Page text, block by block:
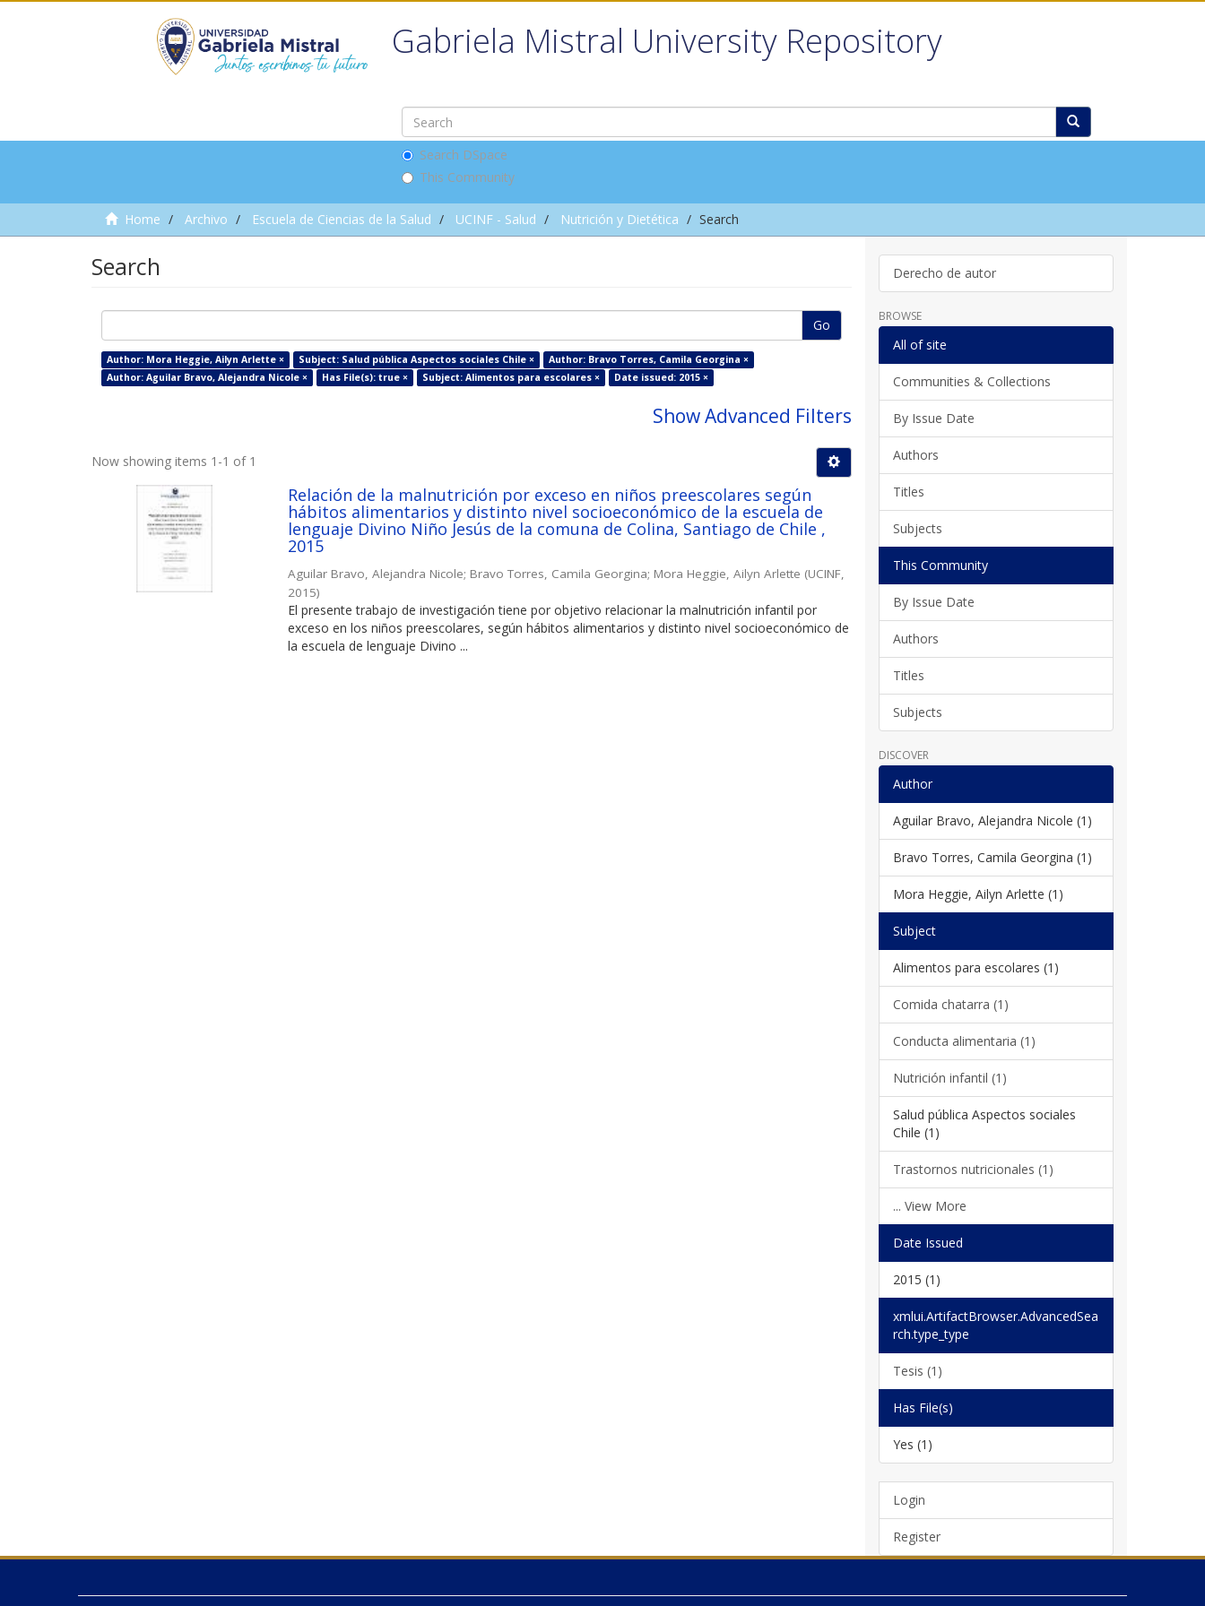
Gabriela Mistral University Repository
Search DSpace
This Community
Home Archivo Escuela de Ciencias de la Salud UCINF - Salud Nutrición y Dietética Search
Search
Go
Author: Mora Heggie, Ailyn Arlette × Subject: Salud pública Aspectos sociales Chile ×
Author: Bravo Torres, Camila Georgina ×
Author: Aguilar Bravo, Alejandra Nicole ×
Has File(s): true × Subject: Alimentos para escolares × Date issued: 2015 ×
Show Advanced Filters
Now showing items 1-1 of 1
Relación de la malnutrición por exceso en niños preescolares según
hábitos alimentarios y distinto nivel socioeconómico de la escuela de
lenguaje Divino Niño Jesús de la comuna de Colina, Santiago de Chile ,
2015
Aguilar Bravo, Alejandra Nicole; Bravo Torres, Camila Georgina; Mora Heggie, Ailyn Arlette (UCINF
2015)
El presente trabajo de investigación tiene por objetivo relacionar la malnutrición infantil por
exceso en los niños preescolares, según hábitos alimentarios y distinto nivel socioeconómico de
la escuela de lenguaje Divino ...
Derecho de autor
BROWSE
All of site
Communities & Collections
By Issue Date
Authors
Titles
Subjects
This Community
By Issue Date
Authors
Titles
Subjects
DISCOVER
Author
Aguilar Bravo, Alejandra Nicole (1)
Bravo Torres, Camila Georgina (1)
Mora Heggie, Ailyn Arlette (1)
Subject
Alimentos para escolares (1)
Comida chatarra (1)
Conducta alimentaria (1)
Nutrición infantil (1)
Salud pública Aspectos sociales
Chile (1)
Trastornos nutricionales (1)
... View More
Date Issued
2015 (1)
xmlui.ArtifactBrowser.AdvancedSea
rch.type_type
Tesis (1)
Has File(s)
Yes (1)
Login
Register